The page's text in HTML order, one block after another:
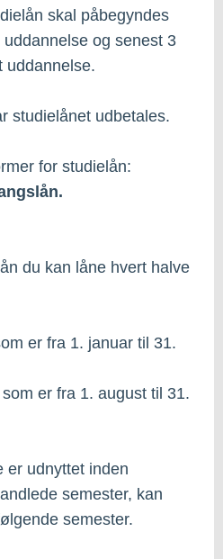
skal påbegyndes
og senest 3
uddannelse.
studielånet udbetales.
for studielån:
du kan låne hvert halve
er fra 1. januar til 31.
er fra 1. august til 31.
er udnyttet inden
semester, kan
semester.